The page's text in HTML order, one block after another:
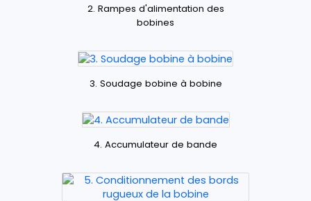
2. Rampes d'alimentation des
bobines
3. Soudage bobine à bobine
4. Accumulateur de bande